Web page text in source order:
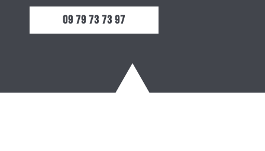
09 79 73 73 97